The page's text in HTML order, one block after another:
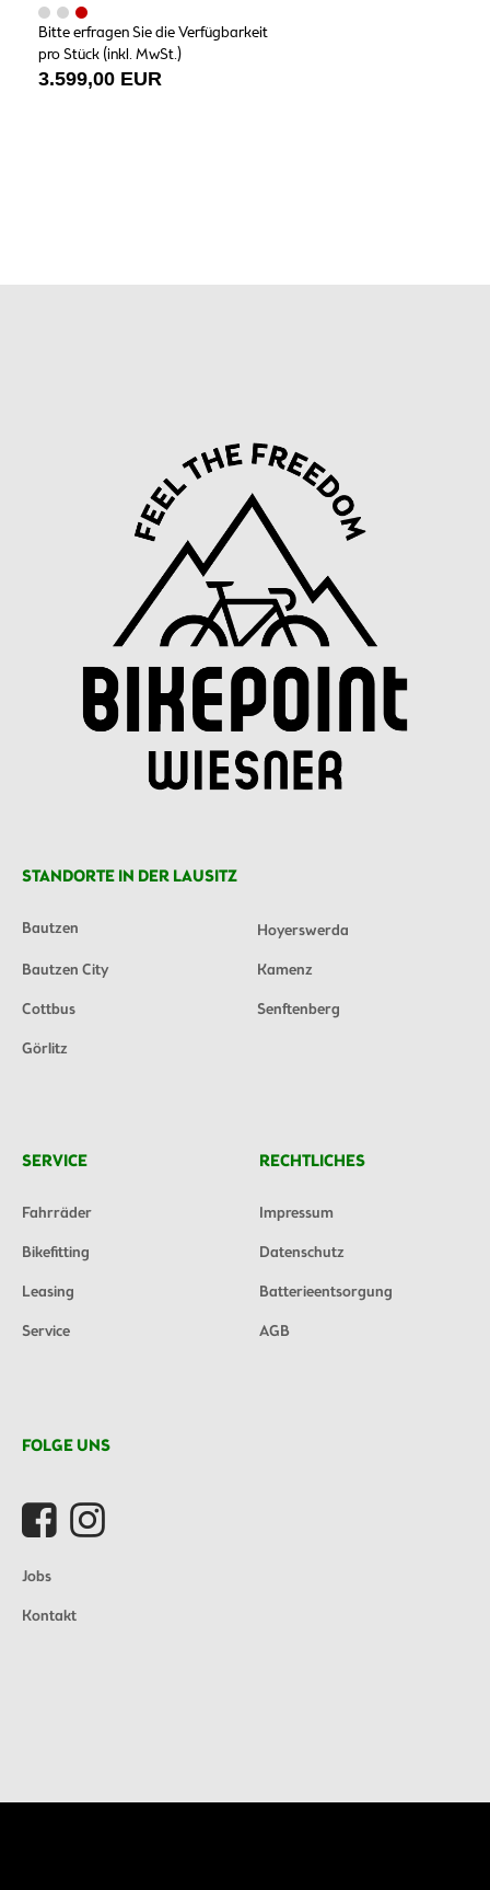
Bitte erfragen Sie die Verfügbarkeit
pro Stück (inkl. MwSt.)
3.599,00 EUR
STANDORTE IN DER LAUSITZ
Bautzen
Hoyerswerda
Bautzen City
Kamenz
Cottbus
Senftenberg
Görlitz
SERVICE
Fahrräder
Bikefitting
Leasing
Service
RECHTLICHES
Impressum
Datenschutz
Batterieentsorgung
AGB
FOLGE UNS
Jobs
Kontakt